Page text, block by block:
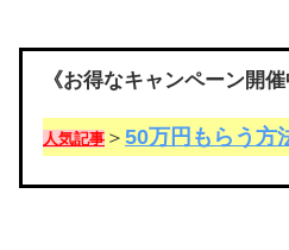
《お得なキャンペーン開催
人気記事 ＞ 50万円もらう方